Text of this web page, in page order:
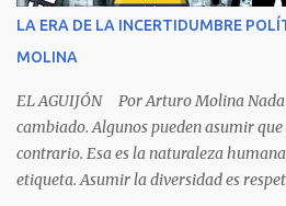
rostro rasgos de asfixia mecánica, que
recuento de lo sucedido antes de este
LA ERA DE LA INCERTIDUMBRE
MOLINA
EL AGUIJÓN Por Arturo Molina
cambiado. Algunos pueden asumir
contrario. Esa es la naturaleza
etiqueta. Asumir la diversidad es